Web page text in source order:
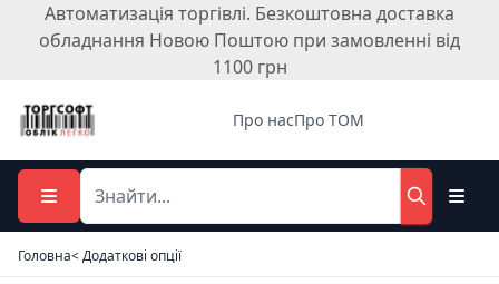
Автоматизація торгівлі. Безкоштовна доставка
обладнання Новою Поштою при замовленні від
1100 грн
Про насПро ТОМ
Головна< Додаткові опції